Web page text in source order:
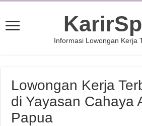
Informasi Lowongan Kerja
Lowongan Kerja
di Yayasan Cahaya
Papua